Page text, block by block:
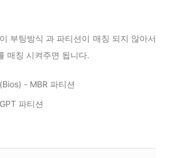
부팅방식 과 파티션이 매칭 되지 않아서
매칭 시켜주면 됩니다.
- MBR 파티션
파티션